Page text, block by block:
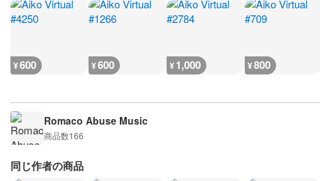
¥600 ¥600 ¥1,000 ¥800
Romaco Abuse Music
商品数166
同じ作者の商品